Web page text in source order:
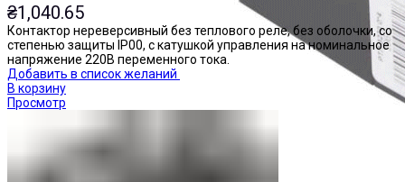
₴1,040.65
Контактор нереверсивный без теплового реле, без оболочки, со
степенью защиты IP00, с катушкой управления на номинальное
напряжение 220В переменного тока.
Добавить в список желаний
В корзину
Просмотр